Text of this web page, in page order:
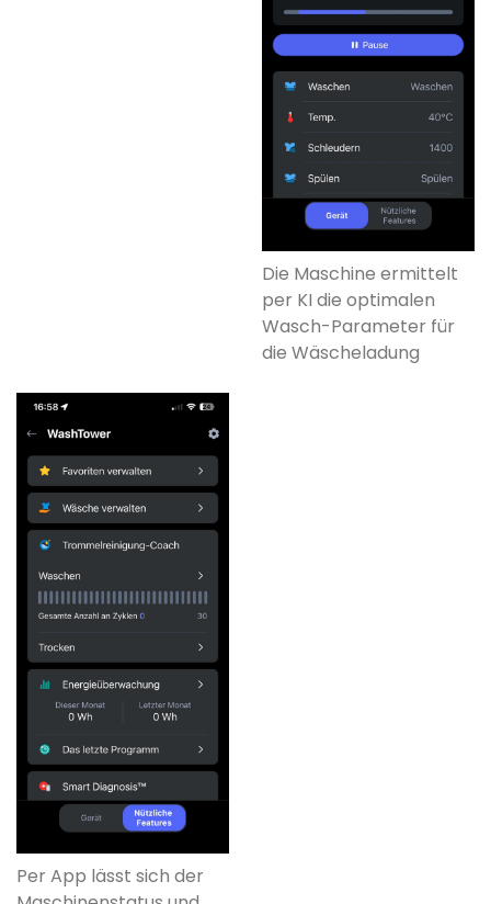
Die Maschine ermittelt
per KI die optimalen
Wasch-Parameter für
die Wäscheladung
Per App lässt sich der